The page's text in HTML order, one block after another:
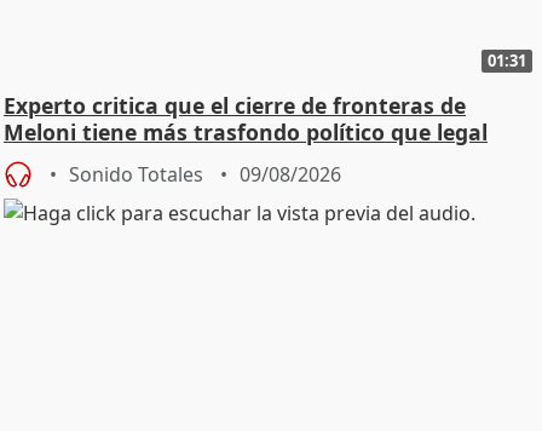
01:31
Experto critica que el cierre de fronteras de
Meloni tiene más trasfondo político que legal
Sonido Totales 09/08/2026